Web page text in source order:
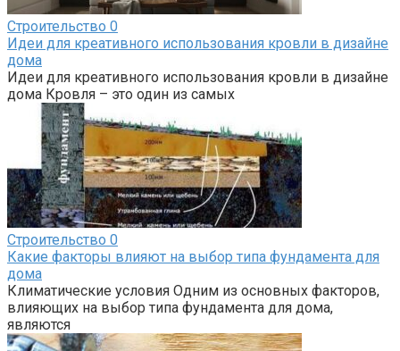
Строительство 0
Идеи для креативного использования кровли в дизайне
дома
Идеи для креативного использования кровли в дизайне
дома Кровля – это один из самых
Строительство 0
Какие факторы влияют на выбор типа фундамента для
дома
Климатические условия Одним из основных факторов,
влияющих на выбор типа фундамента для дома,
являются